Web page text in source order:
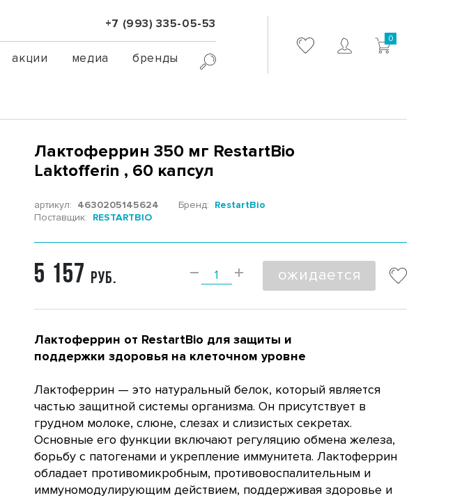
+7 (993) 335-05-53
акции медиа бренды
0
Лактоферрин 350 мг RestartBio
Laktofferin , 60 капсул
артикул: 4630205145624 Бренд: RestartBio
Поставщик: RESTARTBIO
5 157 РУБ. ожидается
Лактоферрин от RestartBio для защиты и
поддержки здоровья на клеточном уровне
Лактоферрин — это натуральный белок, который является
частью защитной системы организма. Он присутствует в
грудном молоке, слюне, слезах и слизистых секретах.
Основные его функции включают регуляцию обмена железа,
борьбу с патогенами и укрепление иммунитета. Лактоферрин
обладает противомикробным, противовоспалительным и
иммуномодулирующим действием, поддерживая здоровье и